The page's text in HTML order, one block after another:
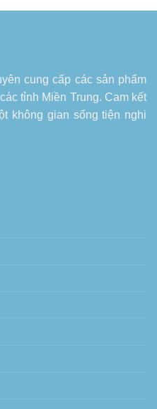
cung cấp các sản phẩm
tỉnh Miền Trung. Cam kết
không gian sống tiện nghi